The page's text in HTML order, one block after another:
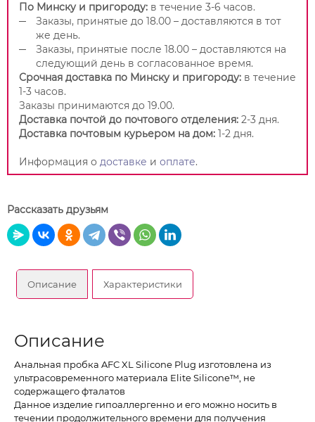
По Минску и пригороду: в течение 3-6 часов.
Заказы, принятые до 18.00 – доставляются в тот
же день.
Заказы, принятые после 18.00 – доставляются на
следующий день в согласованное время.
Срочная доставка по Минску и пригороду: в течение
1-3 часов.
Заказы принимаются до 19.00.
Доставка почтой до почтового отделения: 2-3 дня.
Доставка почтовым курьером на дом: 1-2 дня.
Информация о доставке и оплате.
Рассказать друзьям
Описание Характеристики
Описание
Анальная пробка AFC XL Silicone Plug изготовлена из
ультрасовременного материала Elite Silicone™, не
содержащего фталатов
Данное изделие гипоаллергенно и его можно носить в
течении продолжительного времени для получения